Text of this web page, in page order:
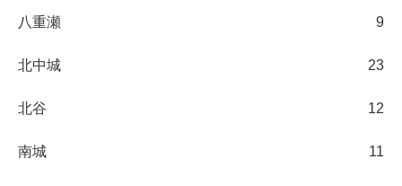
八重瀬 9
北中城 23
北谷 12
南城 11